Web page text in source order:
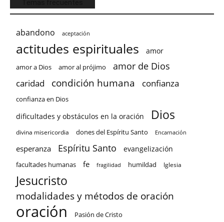
abandono aceptación
actitudes espirituales amor
amor a Dios amor al prójimo amor de Dios
caridad condición humana confianza
confianza en Dios
dificultades y obstáculos en la oración Dios
divina misericordia dones del Espíritu Santo Encarnación
esperanza Espíritu Santo evangelización
facultades humanas fe fragilidad humildad Iglesia
Jesucristo
modalidades y métodos de oración
oración Pasión de Cristo